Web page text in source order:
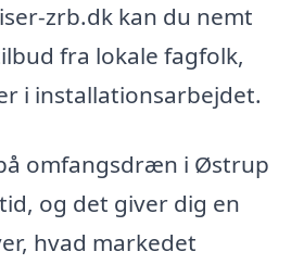
zrb.dk kan du nemt
fra lokale fagfolk,
i installationsarbejdet.
omfangsdræn i Østrup
og det giver dig en
hvad markedet